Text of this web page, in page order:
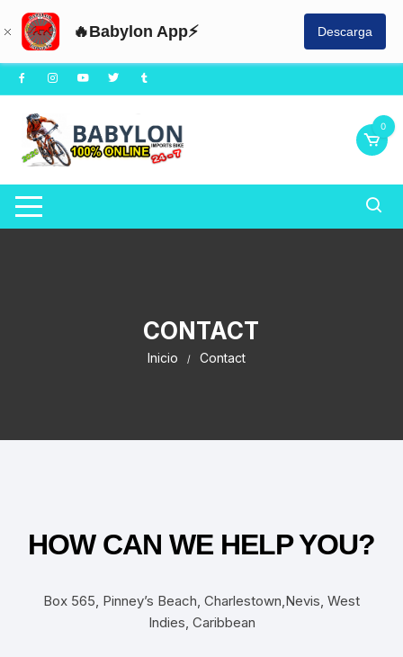
🔥Babylon App⚡ Descarga
0
CONTACT
Inicio Contact
HOW CAN WE HELP YOU?
Box 565, Pinney’s Beach, Charlestown,Nevis, West
Indies, Caribbean